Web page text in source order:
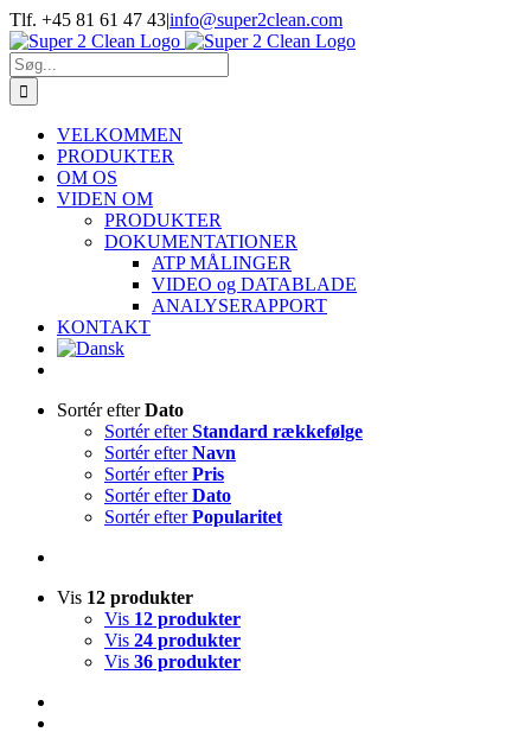
Skip
to
content
Tlf. +45 81 61 47 43|info@super2clean.com
Søg
efter:
VELKOMMEN
PRODUKTER
OM OS
VIDEN OM
PRODUKTER
DOKUMENTATIONER
ATP MÅLINGER
VIDEO og DATABLADE
ANALYSERAPPORT
KONTAKT
Sortér efterDato
Sortér efterStandard rækkefølge
Sortér efterNavn
Sortér efterPris
Sortér efterDato
Sortér efterPopularitet
Vis 12 produkter
Vis 12 produkter
Vis 24 produkter
Vis 36 produkter